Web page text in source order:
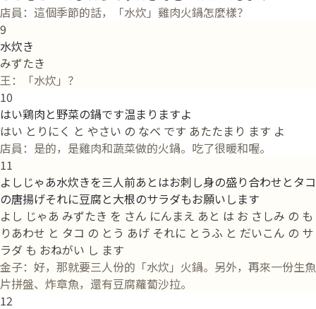
店員：這個季節的話，「水炊」雞肉火鍋怎麼樣？
9
水炊き
みずたき
王：「水炊」？
10
はい鶏肉と野菜の鍋です温まりますよ
はい とりにく と やさい の なべ です あたたまり ます よ
店員：是的，是雞肉和蔬菜做的火鍋。吃了很暖和喔。
11
よしじゃあ水炊きを三人前あとはお刺し身の盛り合わせとタコ
の唐揚げそれに豆腐と大根のサラダもお願いします
よし じゃあ みずたき を さん にんまえ あと は お さしみ の も
りあわせ と タコ の とう あげ それに とうふ と だいこん の サ
ラダ も おねがい し ます
金子：好，那就要三人份的「水炊」火鍋。另外，再來一份生魚
片拼盤、炸章魚，還有豆腐蘿蔔沙拉。
12